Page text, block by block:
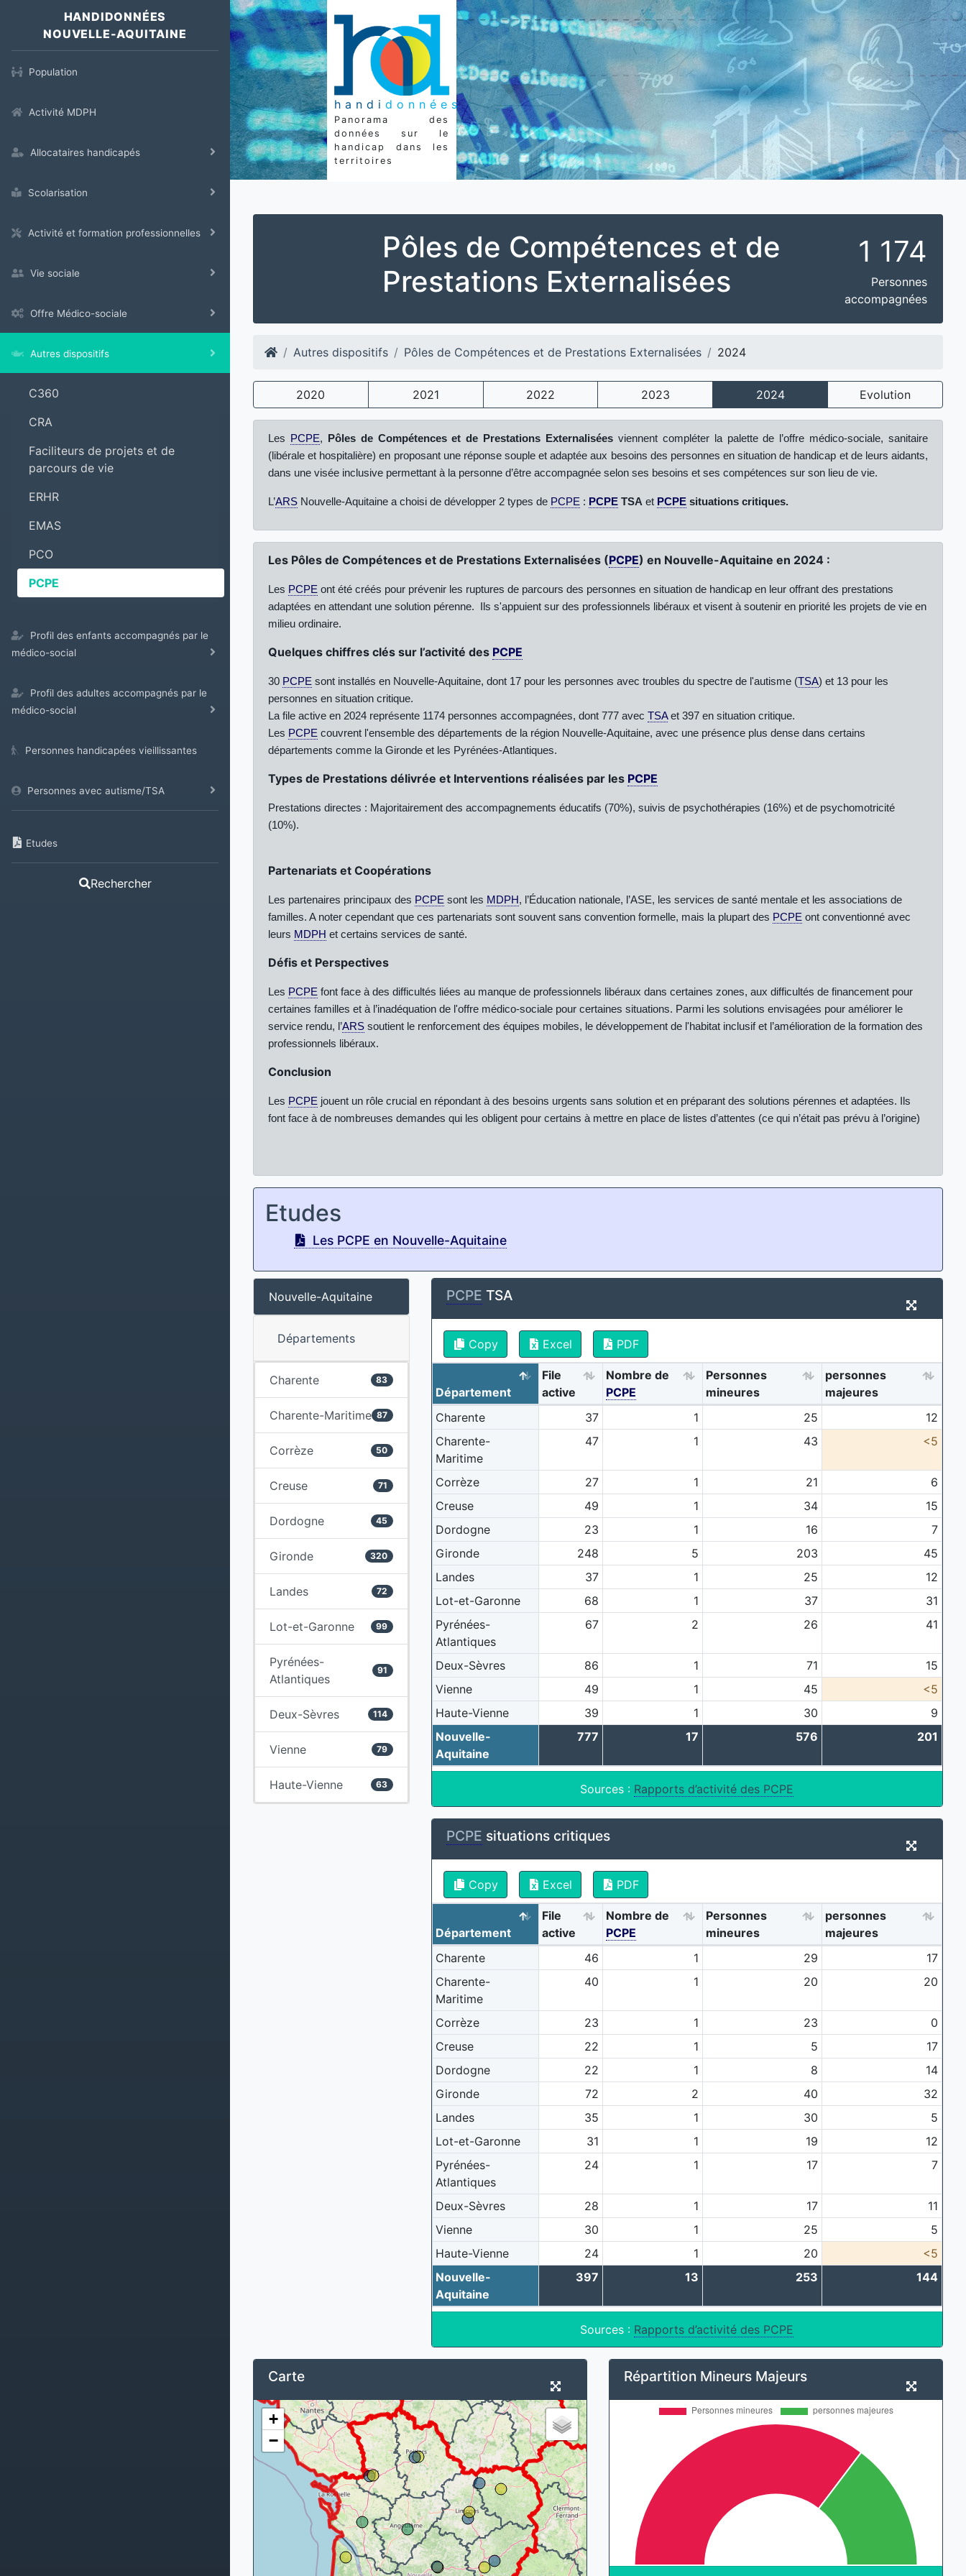
HANDIDONNÉES
NOUVELLE-AQUITAINE
Population
Activité MDPH
Allocataires handicapés
Scolarisation
Activité et formation professionnelles
Vie sociale
Offre Médico-sociale
Autres dispositifs
C360
CRA
Faciliteurs de projets et de
parcours de vie
ERHR
EMAS
PCO
PCPE
Profil des enfants accompagnés par le
médico-social
Profil des adultes accompagnés par le
médico-social
Personnes handicapées vieillissantes
Personnes avec autisme/TSA
Etudes
Rechercher
handi données
Panorama des
données sur le
handicap dans les
territoires
Pôles de Compétences et de
Prestations Externalisées
1 174
Personnes
accompagnées
Autres dispositifs Pôles de Compétences et de Prestations Externalisées 2024
2020 2021 2022 2023 2024 Evolution
Les PCPE, Pôles de Compétences et de Prestations Externalisées viennent compléter la palette de l’offre médico-sociale, sanitaire
(libérale et hospitalière) en proposant une réponse souple et adaptée aux besoins des personnes en situation de handicap et de leurs aidants,
dans une visée inclusive permettant à la personne d’être accompagnée selon ses besoins et ses compétences sur son lieu de vie.
L’ARS Nouvelle-Aquitaine a choisi de développer 2 types de PCPE : PCPE TSA et PCPE situations critiques.
Les Pôles de Compétences et de Prestations Externalisées (PCPE) en Nouvelle-Aquitaine en 2024 :
Les PCPE ont été créés pour prévenir les ruptures de parcours des personnes en situation de handicap en leur offrant des prestations
adaptées en attendant une solution pérenne. Ils s'appuient sur des professionnels libéraux et visent à soutenir en priorité les projets de vie en
milieu ordinaire.
Quelques chiffres clés sur l’activité des PCPE
30 PCPE sont installés en Nouvelle-Aquitaine, dont 17 pour les personnes avec troubles du spectre de l'autisme (TSA) et 13 pour les
personnes en situation critique.
La file active en 2024 représente 1174 personnes accompagnées, dont 777 avec TSAet 397 en situation critique.
Les PCPE couvrent l'ensemble des départements de la région Nouvelle-Aquitaine, avec une présence plus dense dans certains
départements comme la Gironde et les Pyrénées-Atlantiques.
Types de Prestations délivrée et Interventions réalisées par les PCPE
Prestations directes : Majoritairement des accompagnements éducatifs (70%), suivis de psychothérapies (16%) et de psychomotricité
(10%).
Partenariats et Coopérations
Les partenaires principaux des PCPE sont les MDPH, l’Éducation nationale, l’ASE, les services de santé mentale et les associations de
familles. A noter cependant que ces partenariats sont souvent sans convention formelle, mais la plupart des PCPE ont conventionné avec
leurs MDPH et certains services de santé.
Défis et Perspectives
Les PCPE font face à des difficultés liées au manque de professionnels libéraux dans certaines zones, aux difficultés de financement pour
certaines familles et à l’inadéquation de l'offre médico-sociale pour certaines situations. Parmi les solutions envisagées pour améliorer le
service rendu, l’ARS soutient le renforcement des équipes mobiles, le développement de l'habitat inclusif et l’amélioration de la formation des
professionnels libéraux.
Conclusion
Les PCPE jouent un rôle crucial en répondant à des besoins urgents sans solution et en préparant des solutions pérennes et adaptées. Ils
font face à de nombreuses demandes qui les obligent pour certains à mettre en place de listes d’attentes (ce qui n’était pas prévu à l’origine)
Etudes
Les PCPE en Nouvelle-Aquitaine
Nouvelle-Aquitaine
Départements
Charente 83
Charente-Maritime 87
Corrèze 50
Creuse 71
Dordogne 45
Gironde 320
Landes 72
Lot-et-Garonne 99
Pyrénées-
Atlantiques
91
Deux-Sèvres 114
Vienne 79
Haute-Vienne 63
PCPE TSA
Copy Excel PDF
Département
File
active
Nombre de
PCPE
Personnes
mineures
personnes
majeures
Charente
37 1 25
12
Charente-
Maritime
47 1 43 <5
Corrèze 27 1 21
6
Creuse
49 1 34
15
Dordogne
23 1 16
7
Gironde
248 5 203
45
Landes
37 1 25
12
Lot-et-Garonne
68 1 37
31
Pyrénées-
Atlantiques
67 2 26 41
Deux-Sèvres 86 1 71
15
Vienne
49 1 45
<5
Haute-Vienne
39 1 30
9
Nouvelle-
Aquitaine
777 17 576 201
Sources : Rapports d’activité des PCPE
PCPE situations critiques
Copy Excel PDF
Département
File
active
Nombre de
PCPE
Personnes
mineures
personnes
majeures
Charente
46 1 29
17
Charente-
Maritime
40 1 20 20
Corrèze 23 1 23
0
Creuse
22 1 5
17
Dordogne
22 1 8
14
Gironde
72 2 40
32
Landes
35 1 30
5
Lot-et-Garonne
31 1 19
12
Pyrénées-
Atlantiques
24 1 17 7
Deux-Sèvres 28 1 17
11
Vienne
30 1 25
5
Haute-Vienne
24 1 20
<5
Nouvelle-
Aquitaine
397 13 253 144
Sources : Rapports d’activité des PCPE
Carte
+
−
Répartition Mineurs Majeurs